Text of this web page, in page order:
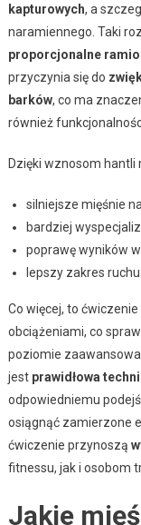
kapturowych, a
naramiennego. Taki
proporcjonalne
przyczynia się do
barków, co ma
również
Dzięki wznosom hantli
silniejsze mięśnie
bardziej
poprawę wyników
lepszy zakres
Co więcej, to
obciążeniami, co
poziomie
jest prawidłowa
odpowiedniemu
osiągnąć zamierzone
ćwiczenie przynoszą
fitnessu, jak i osobom
Jakie